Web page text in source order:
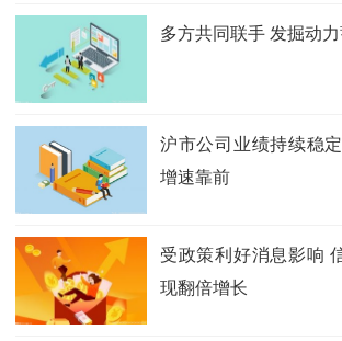
多方共同联手 发掘动
沪市公司业绩持续稳
增速靠前
受政策利好消息影响
现翻倍增长